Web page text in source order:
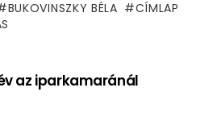
BUKOVINSZKY BÉLA
CÍMLAP
az iparkamaránál